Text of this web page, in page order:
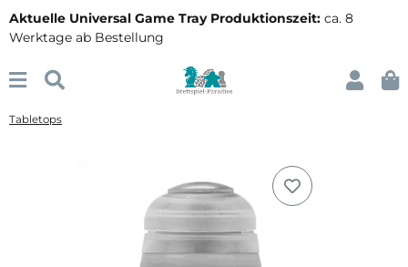
Aktuelle Universal Game Tray Produktionszeit: ca. 8
Werktage ab Bestellung
Tabletops